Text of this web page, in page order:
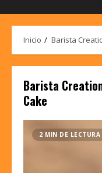
Inicio Barista
Barista
Cake
2 MIN DE LECTURA